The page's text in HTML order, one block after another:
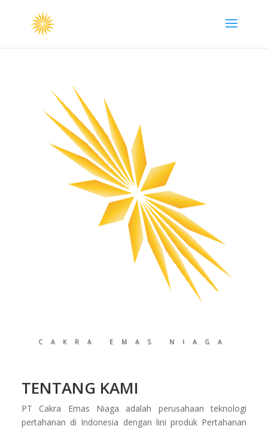
CAKRA EMAS NIAGA
TENTANG KAMI
PT Cakra Emas Niaga adalah perusahaan teknologi
pertahanan di Indonesia dengan lini produk Pertahanan